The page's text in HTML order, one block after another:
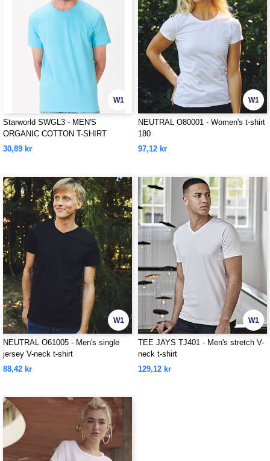
W1
Starworld SWGL3 - MEN'S
ORGANIC COTTON T-SHIRT
30,89 kr
W1
NEUTRAL O80001 - Women's t-shirt
180
97,12 kr
W1
NEUTRAL O61005 - Men's single
jersey V-neck t-shirt
88,42 kr
W1
TEE JAYS TJ401 - Men's stretch V-
neck t-shirt
129,12 kr